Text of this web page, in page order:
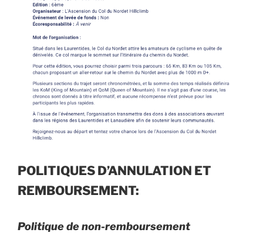
POLITIQUES D’ANNULATION ET
REMBOURSEMENT:
Politique de non-remboursement